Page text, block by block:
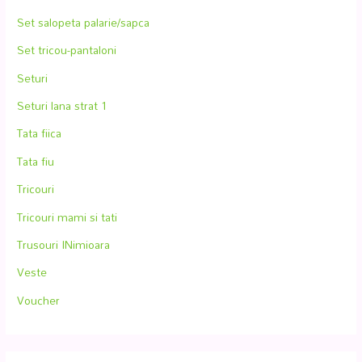
Set salopeta palarie/sapca
Set tricou-pantaloni
Seturi
Seturi lana strat 1
Tata fiica
Tata fiu
Tricouri
Tricouri mami si tati
Trusouri INimioara
Veste
Voucher